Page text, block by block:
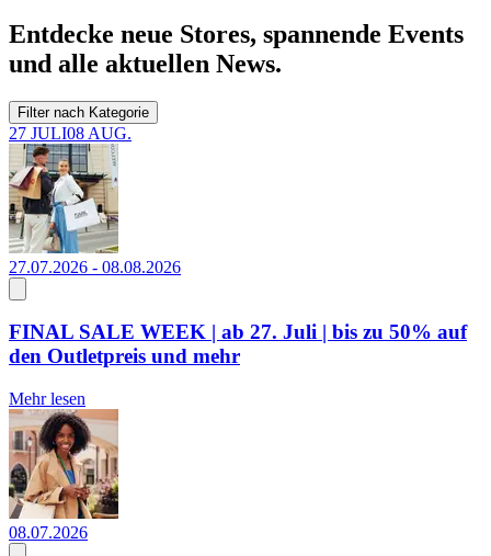
Entdecke neue Stores, spannende Events
und alle aktuellen News.
Filter nach Kategorie
27 JULI08 AUG.
27.07.2026 - 08.08.2026
FINAL SALE WEEK | ab 27. Juli | bis zu 50% auf
den Outletpreis und mehr
Mehr lesen
08.07.2026